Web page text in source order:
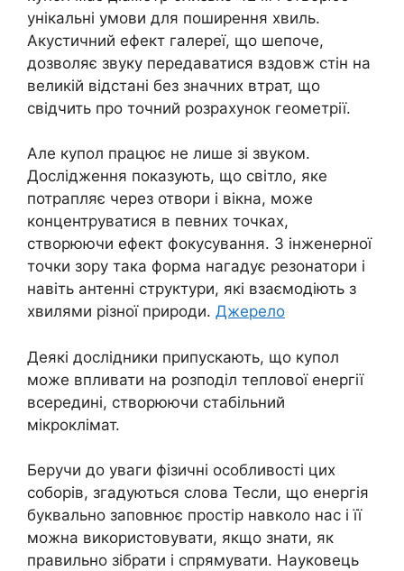
унікальні умови для поширення хвиль.
Акустичний ефект галереї, що шепоче,
дозволяє звуку передаватися вздовж стін на
великій відстані без значних втрат, що
свідчить про точний розрахунок геометрії.
Але купол працює не лише зі звуком.
Дослідження показують, що світло, яке
потрапляє через отвори і вікна, може
концентруватися в певних точках,
створюючи ефект фокусування. З інженерної
точки зору така форма нагадує резонатори і
навіть антенні структури, які взаємодіють з
хвилями різної природи. Джерело
Деякі дослідники припускають, що купол
може впливати на розподіл теплової енергії
всередині, створюючи стабільний
мікроклімат.
Беручи до уваги фізичні особливості цих
соборів, згадуються слова Тесли, що енергія
буквально заповнює простір навколо нас і її
можна використовувати, якщо знати, як
правильно зібрати і спрямувати. Науковець